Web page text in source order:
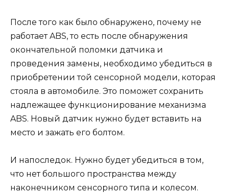
После того как было обнаружено, почему не
работает ABS, то есть после обнаружения
окончательной поломки датчика и
проведения замены, необходимо убедиться в
приобретении той сенсорной модели, которая
стояла в автомобиле. Это поможет сохранить
надлежащее функционирование механизма
ABS. Новый датчик нужно будет вставить на
место и зажать его болтом.
И напоследок. Нужно будет убедиться в том,
что нет большого пространства между
наконечником сенсорного типа и колесом.